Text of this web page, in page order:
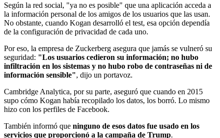
Según la red social, "ya no es posible" que una aplicación acceda a
la información personal de los amigos de los usuarios que las usan.
No obstante, cuando Kogan desarrolló el test, esa opción dependía
de la configuración de privacidad de cada uno.
Por eso, la empresa de Zuckerberg asegura que jamás se vulneró su
seguridad: "Los usuarios cedieron su información; no hubo
infiltración en los sistemas y no hubo robo de contraseñas ni de
información sensible", dijo un portavoz.
Cambridge Analytica, por su parte, aseguró que cuando en 2015
supo cómo Kogan había recopilado los datos, los borró. Lo mismo
hizo con los perfiles de Facebook.
También informó que ninguno de esos datos fue usado en los
servicios que proporcionó a la campaña de Trump.